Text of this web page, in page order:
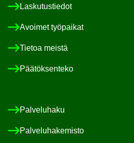
Las­ku­tus­tie­dot
Avoi­met työ­pai­kat
Tie­toa meis­tä
Pää­tök­sen­te­ko
Pal­ve­lu­ha­ku
Pal­ve­lu­ha­ke­mis­to